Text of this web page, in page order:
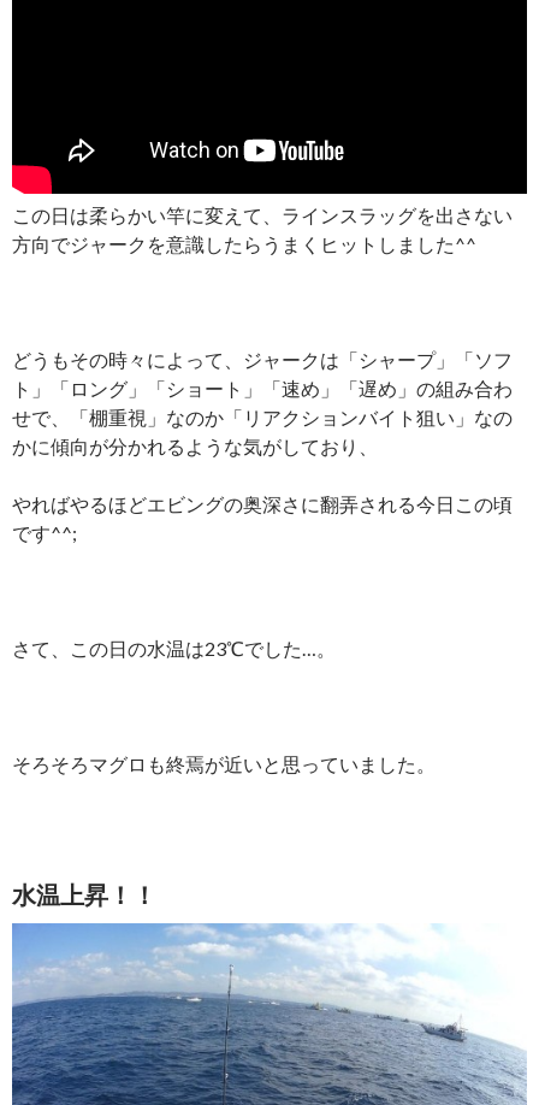
この日は柔らかい竿に変えて、 ラインスラッグを出さない
方向でジャークを意識したらうまくヒットしました^^
どうもその時々によって、ジャークは「シャープ」「ソフ
ト」「ロング」「ショート」「速め」「遅め」の組み合わ
せで、「棚重視」なのか「リアクションバイト狙い」なの
かに傾向が分かれるような気がしており、
やればやるほどエビングの奥深さに翻弄される今日この頃
です^^;
さて、この日の水温は23℃でした…。
そろそろマグロも終焉が近いと思っていました。
水温上昇！！